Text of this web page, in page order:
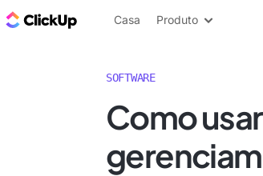
ClickUp Blogue
Casa Produto
SOFTWARE
Como